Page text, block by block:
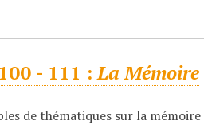
- 111 :La Mémoire
de thématiques sur la